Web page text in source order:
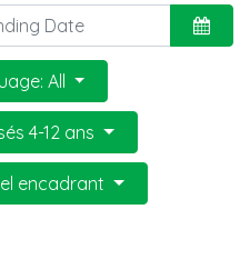
All
4-12 ans
encadrant